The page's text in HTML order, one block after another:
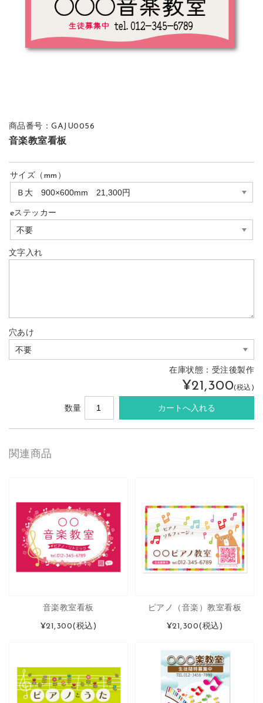
商品番号：GAJU0056
音楽教室看板
サイズ（mm）
eステッカー
文字入れ
穴あけ
在庫状態： 受注後製作
¥21,300(税込)
数量
関連商品
音楽教室看板
¥21,300(税込)
ピアノ（音楽）教室看板
¥21,300(税込)